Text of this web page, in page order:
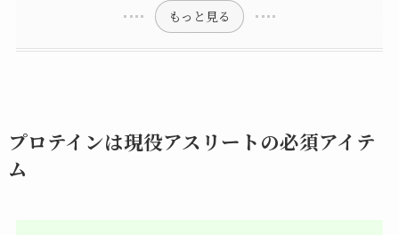
もっと見る
プロテインは現役アスリートの必須アイテ
ム